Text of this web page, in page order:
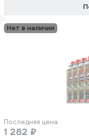
Нет в наличии
Последняя цена
1 282 ₽